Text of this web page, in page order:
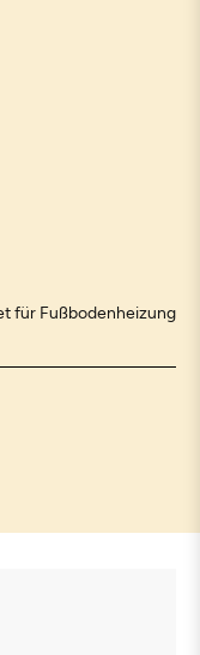
für Fußbodenheizung